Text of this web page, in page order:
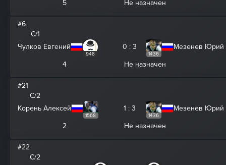
5 Не назначен
#6
C/1
Чулков Евгений
948
0 : 3
1436
Мезенев Юрий
4 Не назначен
#21
C/2
Корень Алексей
1568
1 : 3
1436
Мезенев Юрий
2 Не назначен
#22
C/2